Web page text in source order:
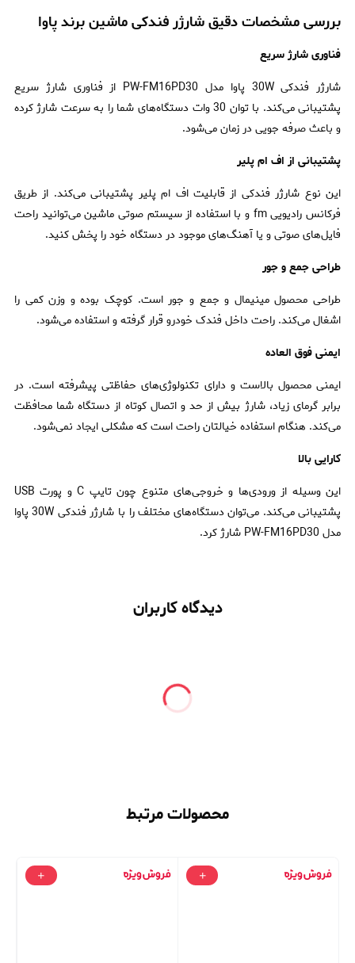
بررسی مشخصات دقیق شارژر فندکی ماشین برند پاوا
فناوری شارژ سریع
شارژر فندکی 30W پاوا مدل PW-FM16PD30 از فناوری شارژ سریع
پشتیبانی می‌کند. با توان 30 وات دستگاه‌های شما را به سرعت شارژ کرده
و باعث صرفه جویی در زمان می‌شود.
پشتیبانی از اف ام پلیر
این نوع شارژر فندکی از قابلیت اف ام پلیر پشتیبانی می‌کند.‌ از طریق
فرکانس رادیویی fm و با استفاده از سیستم صوتی ماشین می‌توانید راحت
فایل‌های صوتی و یا آهنگ‌های موجود در دستگاه خود را پخش کنید.
طراحی جمع و جور
طراحی محصول مینیمال و جمع و جور است. کوچک بوده و وزن کمی را
اشغال می‌کند. راحت داخل فندک خودرو قرار گرفته و استفاده می‌شود.
ایمنی فوق العاده
ایمنی محصول بالاست و دارای تکنولوژی‌های حفاظتی پیشرفته است. در
برابر گرمای زیاد، شارژ بیش از حد و اتصال کوتاه از دستگاه شما محافظت
می‌کند. هنگام استفاده خیالتان راحت است که مشکلی ایجاد نمی‌شود.
کارایی بالا
این وسیله از ورودی‌ها و خروجی‌های متنوع چون تایپ C و پورت USB
پشتیبانی می‌کند. می‌توان دستگاه‌های مختلف را با شارژر فندکی 30W پاوا
مدل PW-FM16PD30 شارژ کرد.
دیدگاه کاربران
محصولات مرتبط